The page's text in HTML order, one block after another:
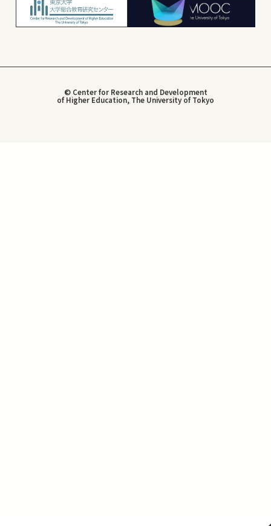
© Center for Research and Development
of Higher Education, The University of Tokyo